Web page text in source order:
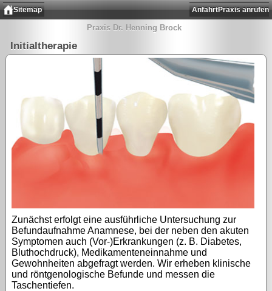
Sitemap Praxis anrufen
Anfahrt
Praxis Dr. Henning Brock
Initialtherapie
Zunächst erfolgt eine ausführliche Untersuchung zur
Befundaufnahme Anamnese, bei der neben den akuten
Symptomen auch (Vor-)Erkrankungen (z. B. Diabetes,
Bluthochdruck), Medikamenteneinnahme und
Gewohnheiten abgefragt werden. Wir erheben klinische
und röntgenologische Befunde und messen die
Taschentiefen.